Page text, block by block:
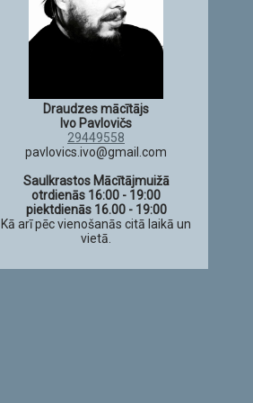
Draudzes mācītājs
Ivo Pavlovičs
29449558
pavlovics.ivo@gmail.com
Saulkrastos Mācītājmuižā
otrdienās 16:00 - 19:00
piektdienās 16.00 - 19:00
Kā arī pēc vienošanās citā laikā un
vietā.